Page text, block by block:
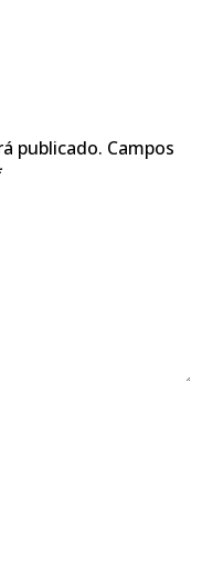
publicado. Campos